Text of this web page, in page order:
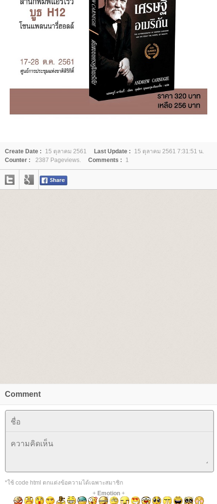
Create Date : 15 ตุลาคม 2561 Last Update :
15 ตุลาคม 2561 7:31:51 น.
Counter :
2387 Pageviews. Comments : 1
Comment
*ใช้ code html ตกแต่งข้อความได้เฉพาะสมาชิก
+ Emotion+